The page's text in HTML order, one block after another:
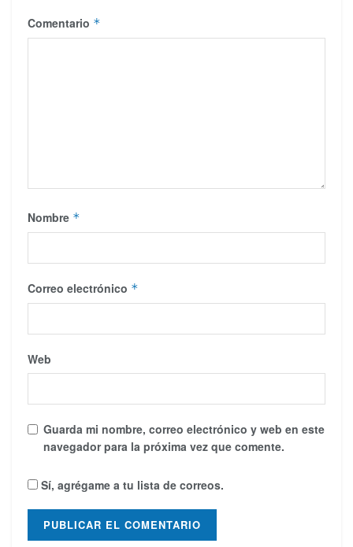
Comentario *
Nombre *
Correo electrónico *
Web
Guarda mi nombre, correo electrónico y web en este
navegador para la próxima vez que comente.
Sí, agrégame a tu lista de correos.